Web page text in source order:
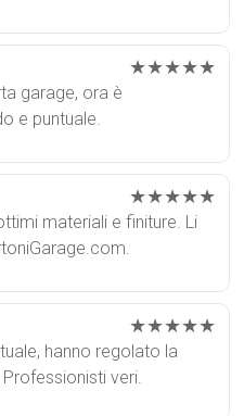
★★★★★
garage, ora è
e puntuale.
★★★★★
materiali e finiture. Li
★★★★★
hanno regolato la
veri.